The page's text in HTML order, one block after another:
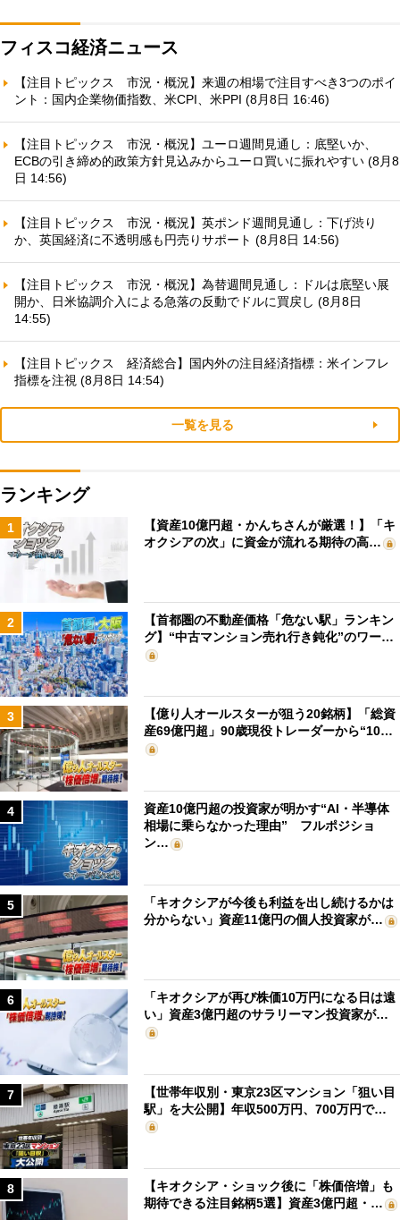
フィスコ経済ニュース
【注目トピックス 市況・概況】来週の相場で注目すべき3つのポイ
ント：国内企業物価指数、米CPI、米PPI (8月8日 16:46)
【注目トピックス 市況・概況】ユーロ週間見通し：底堅いか、
ECBの引き締め的政策方針見込みからユーロ買いに振れやすい (8月8
日 14:56)
【注目トピックス 市況・概況】英ポンド週間見通し：下げ渋り
か、英国経済に不透明感も円売りサポート (8月8日 14:56)
【注目トピックス 市況・概況】為替週間見通し：ドルは底堅い展
開か、日米協調介入による急落の反動でドルに買戻し (8月8日
14:55)
【注目トピックス 経済総合】国内外の注目経済指標：米インフレ
指標を注視 (8月8日 14:54)
一覧を見る
ランキング
1
【資産10億円超・かんちさんが厳選！】「キ
オクシアの次」に資金が流れる期待の高…
2
【首都圏の不動産価格「危ない駅」ランキン
グ】“中古マンション売れ行き鈍化”のワー…
3
【億り人オールスターが狙う20銘柄】「総資
産69億円超」90歳現役トレーダーから“10…
4
資産10億円超の投資家が明かす“AI・半導体
相場に乗らなかった理由” フルポジショ
ン…
5
「キオクシアが今後も利益を出し続けるかは
分からない」資産11億円の個人投資家が…
6
「キオクシアが再び株価10万円になる日は遠
い」資産3億円超のサラリーマン投資家が…
7
【世帯年収別・東京23区マンション「狙い目
駅」を大公開】年収500万円、700万円で…
8
【キオクシア・ショック後に「株価倍増」も
期待できる注目銘柄5選】資産3億円超・…